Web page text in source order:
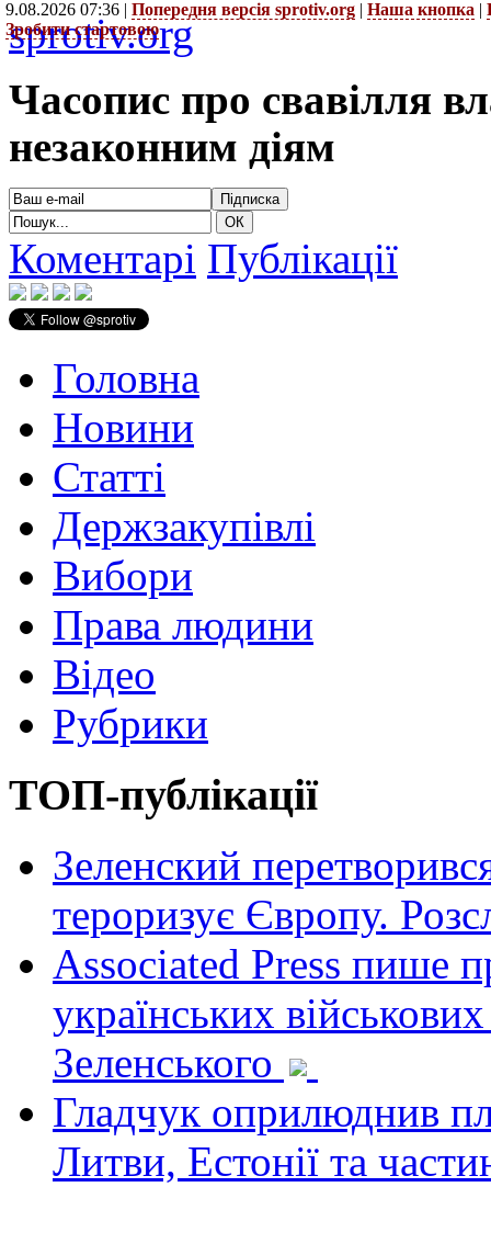
9.08.2026 07:36 | Попередня версія sprotiv.org | Наша кнопка |
Зробити стартовою
sprotiv.org
Часопис про свавілля
незаконним діям
Коментарі Публікації
Головна
Новини
Статті
Держзакупівлі
Вибори
Права людини
Відео
Рубрики
ТОП-публікації
Зеленский
тероризує Європу.
Associated Press пише
українських
Зеленського
Гладчук оприлюднив
Литви, Естонії та